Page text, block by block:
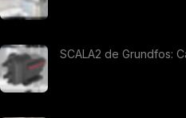
SCALA2 de Grundfos: